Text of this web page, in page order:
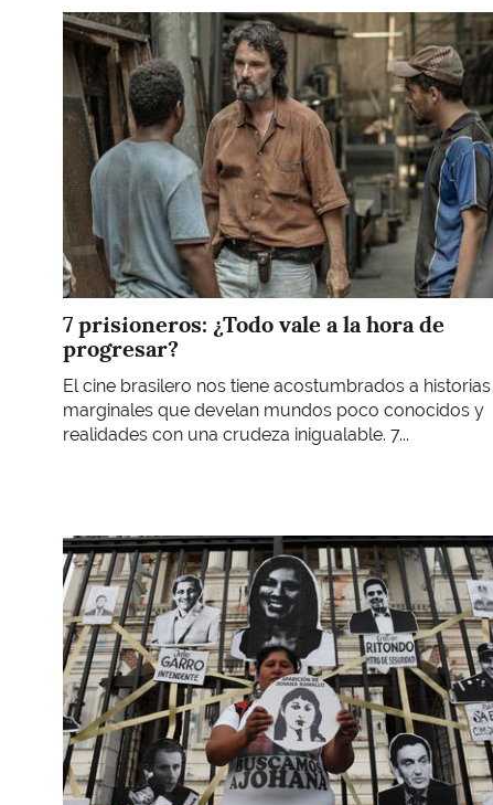
Imagen
7 prisioneros: ¿Todo vale a la hora de
progresar?
El cine brasilero nos tiene acostumbrados a historias
marginales que develan mundos poco conocidos y
realidades con una crudeza inigualable. 7...
Imagen